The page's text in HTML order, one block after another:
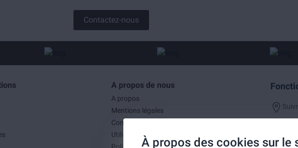
À propos des cookies sur le
Contactez-nous
A propos de nous
A propos
Mentions légales
Conditions générales de ventes
Utilisation des cookies
Politique de confidentialité